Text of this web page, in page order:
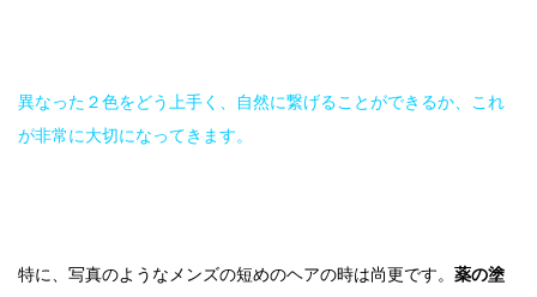
異なった２色をどう上手く、自然に繋げることができるか、これ
が非常に大切になってきます。
特に、写真のようなメンズの短めのヘアの時は尚更です。 薬の塗